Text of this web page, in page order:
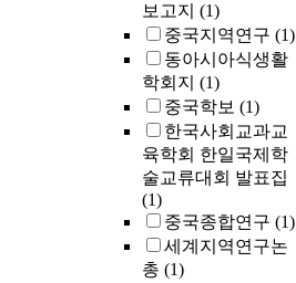
보고지 (1)
중국지역연구 (1)
동아시아식생활
학회지 (1)
중국학보 (1)
한국사회교과교
육학회 한일국제학
술교류대회 발표집
(1)
중국종합연구 (1)
세계지역연구논
총 (1)